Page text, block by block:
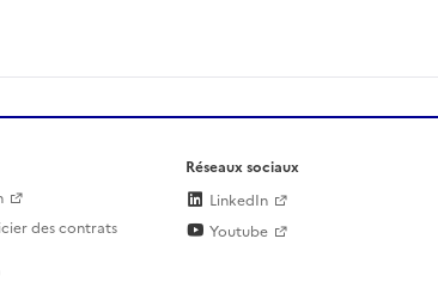
des contrats
Réseaux sociaux
LinkedIn
Youtube